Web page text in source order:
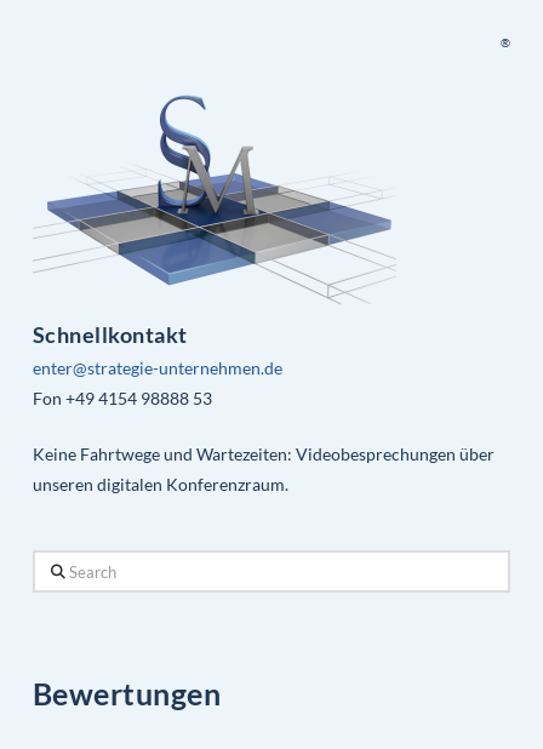
®
Schnellkontakt
enter@strategie-unternehmen.de
Fon +49 4154 98888 53
Keine Fahrtwege und Wartezeiten: Videobesprechungen über
unseren digitalen Konferenzraum.
Search
Bewertungen